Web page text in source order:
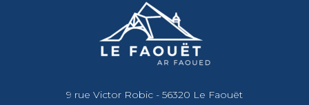
9 rue Victor Robic - 56320 Le Faouët